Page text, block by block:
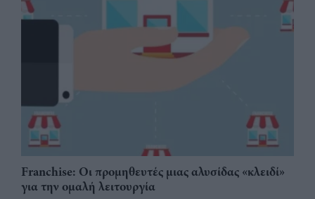
Franchise: Οι προμηθευτές μιας αλυσίδας «κλειδί»
για την ομαλή λειτουργία